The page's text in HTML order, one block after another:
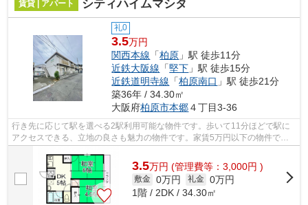
賃貸 | アパート シティハイムマシタ
礼0
3.5万円
関西本線 「柏原 」駅 徒歩11分
近鉄大阪線 「堅下 」駅 徒歩15分
近鉄道明寺線 「柏原南口 」駅 徒歩21分
築36年 / 34.30㎡
大阪府柏原市本郷４丁目3-36
行き先に応じて駅を選べる2駅利用可能な物件です。歩いて11分ほどで駅に
アクセスできる、立地の良さも魅力の物件です。家賃5万円以下の物件で
3.5万円 (管理費等：3,000円 )
敷金 0万円 礼金 0万円
1階 / 2DK / 34.30㎡